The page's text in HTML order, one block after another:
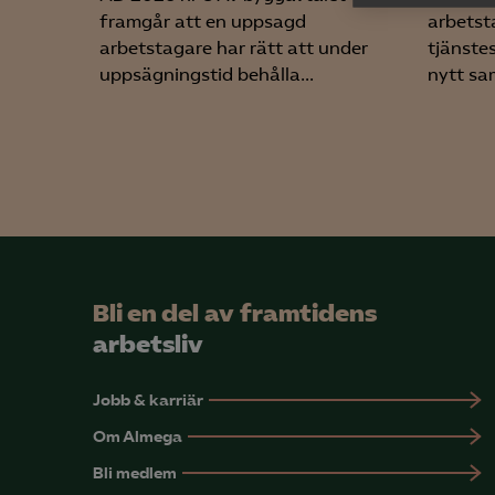

visa
framgår att en uppsagd
arbetstagare har rätt att under
uppsägningstid behålla...
nytt
Bli en del av framtidens
arbetsliv
Jobb & karriär
Om Almega
Bli medlem